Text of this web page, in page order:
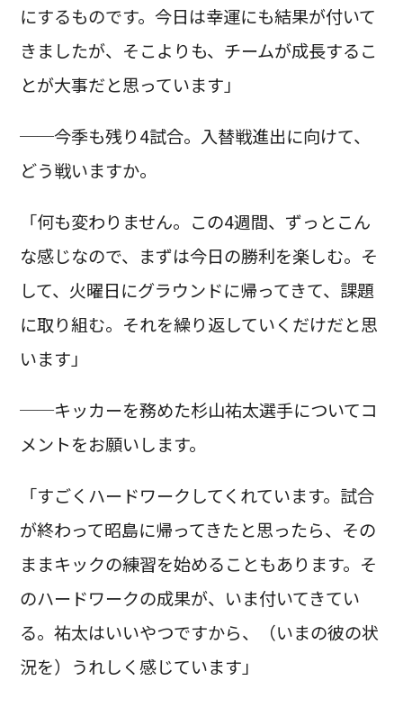
にするものです。今日は幸運にも結果が付いて
きましたが、そこよりも、チームが成長するこ
とが大事だと思っています」
──今季も残り4試合。入替戦進出に向けて、
どう戦いますか。
「何も変わりません。この4週間、ずっとこん
な感じなので、まずは今日の勝利を楽しむ。そ
して、火曜日にグラウンドに帰ってきて、課題
に取り組む。それを繰り返していくだけだと思
います」
──キッカーを務めた杉山祐太選手についてコ
メントをお願いします。
「すごくハードワークしてくれています。試合
が終わって昭島に帰ってきたと思ったら、その
ままキックの練習を始めることもあります。そ
のハードワークの成果が、いま付いてきてい
る。祐太はいいやつですから、（いまの彼の状
況を）うれしく感じています」